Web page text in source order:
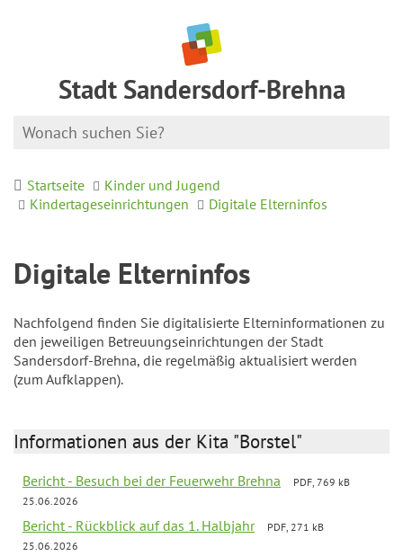
Stadt Sandersdorf-Brehna
Startseite
Kinder und Jugend
Kindertageseinrichtungen
Digitale Elterninfos
Digitale Elterninfos
Nachfolgend finden Sie digitalisierte Elterninformationen zu
den jeweiligen Betreuungseinrichtungen der Stadt
Sandersdorf-Brehna, die regelmäßig aktualisiert werden
(zum Aufklappen).
Informationen aus der Kita "Borstel"
Bericht - Besuch bei der Feuerwehr Brehna
PDF, 769 kB
25.06.2026
Bericht - Rückblick auf das 1. Halbjahr
PDF, 271 kB
25.06.2026